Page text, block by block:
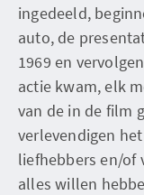
ingedeeld,
auto, de
1969 en
actie kwam, elk
van de in de film
verlevendigen
liefhebbers en/of
alles willen